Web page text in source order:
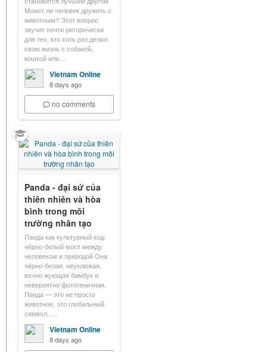
Может ли человек дружить с
животным? Этот вопрос
звучит почти риторически
для тех, кто хоть раз делил
свою жизнь с собакой,
кошкой или…
Vietnam Online
8 days ago
no comments
Panda - đại sứ của
thiên nhiên và hòa
bình trong môi
trường nhân tạo
Панда как культурный код:
чёрно-белый мост между
человеком и природой Она
чёрно-белая, неуклюжая,
вечно жующая бамбук и
невероятно фотогеничная.
Панда — это не просто
животное, это глобальный
символ, …
Vietnam Online
8 days ago